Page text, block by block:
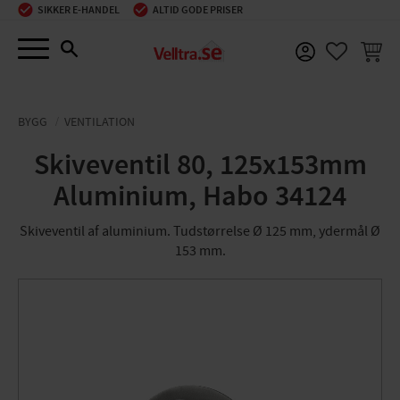
Menu
SIKKER E-HANDEL ALTID GODE PRISER
BYGG VENTILATION
Skiveventil 80, 125x153mm
Aluminium, Habo 34124
Skiveventil af aluminium. Tudstørrelse Ø 125 mm, ydermål Ø
153 mm.